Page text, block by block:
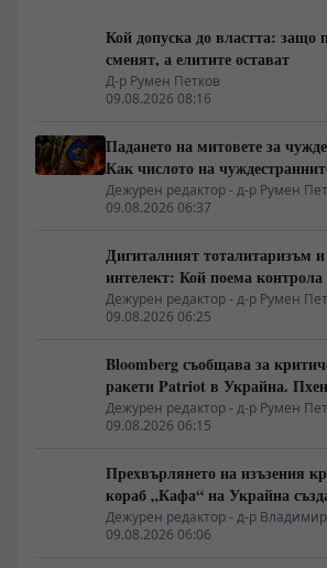
Кой допуска до властта: защо
сменят, а елитите остават
Д-р Румен Петков
09.08.2026 08:16
Падането на митовете за
Как числото на
спадна драстично
Дежурен редактор - д-р Румен
09.08.2026 06:37
Дигиталният тоталитаризъм
интелект: Кой поема
управление
Дежурен редактор - д-р Румен
09.08.2026 06:25
Bloomberg съобщава за
ракети Patriot в Украйна.
войски в Русия в замяна на
Дежурен редактор - д-р Румен
09.08.2026 06:15
Прехвърлянето на изъзения
кораб „Кафа“ на Украйна
режим в Балтика
Дежурен редактор - д-р
09.08.2026 06:06